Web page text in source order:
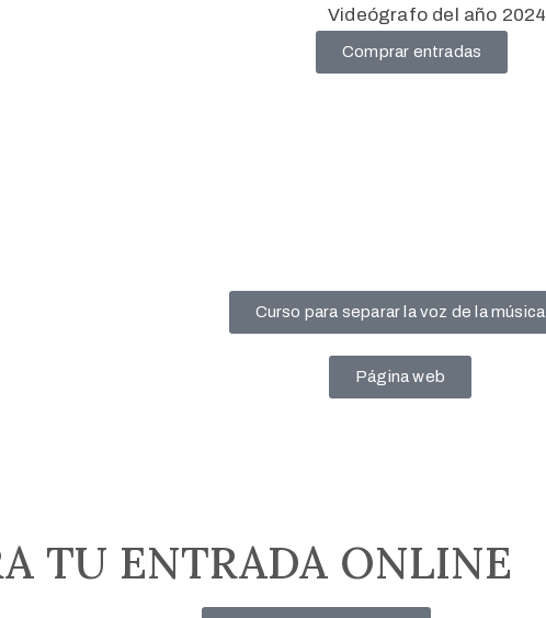
Videógrafo del año 2024
Comprar entradas
Curso para separar la voz de la música
Página web
TU ENTRADA ONLINE